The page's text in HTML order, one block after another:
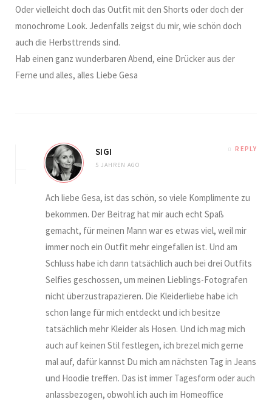
Oder vielleicht doch das Outfit mit den Shorts oder doch der
monochrome Look. Jedenfalls zeigst du mir, wie schön doch
auch die Herbsttrends sind.
Hab einen ganz wunderbaren Abend, eine Drücker aus der
Ferne und alles, alles Liebe Gesa
SIGI
5 JAHREN AGO
REPLY
Ach liebe Gesa, ist das schön, so viele Komplimente zu
bekommen. Der Beitrag hat mir auch echt Spaß
gemacht, für meinen Mann war es etwas viel, weil mir
immer noch ein Outfit mehr eingefallen ist. Und am
Schluss habe ich dann tatsächlich auch bei drei Outfits
Selfies geschossen, um meinen Lieblings-Fotografen
nicht überzustrapazieren. Die Kleiderliebe habe ich
schon lange für mich entdeckt und ich besitze
tatsächlich mehr Kleider als Hosen. Und ich mag mich
auch auf keinen Stil festlegen, ich brezel mich gerne
mal auf, dafür kannst Du mich am nächsten Tag in Jeans
und Hoodie treffen. Das ist immer Tagesform oder auch
anlassbezogen, obwohl ich auch im Homeoffice